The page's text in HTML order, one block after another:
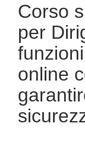
Corso
per
online